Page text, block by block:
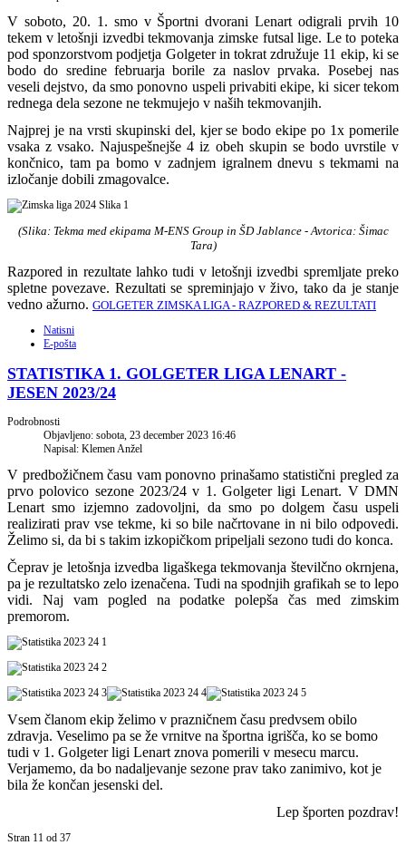
V soboto, 20. 1. smo v Športni dvorani Lenart odigrali prvih 10
tekem v letošnji izvedbi tekmovanja zimske futsal lige. Le to poteka
pod sponzorstvom podjetja Golgeter in tokrat združuje 11 ekip, ki se
bodo do sredine februarja borile za naslov prvaka. Posebej nas
veseli dejstvo, da smo ponovno uspeli privabiti ekipe, ki sicer tekom
rednega dela sezone ne tekmujejo v naših tekmovanjih.
Najprej je na vrsti skupinski del, kjer se bodo ekipe po 1x pomerile
vsaka z vsako. Najuspešnejše 4 iz obeh skupin se bodo uvrstile v
končnico, tam pa bomo v zadnjem igralnem dnevu s tekmami na
izločanje dobili zmagovalce.
(Slika: Tekma med ekipama M-ENS Group in ŠD Jablance - Avtorica: Šimac
Tara)
Razpored in rezultate lahko tudi v letošnji izvedbi spremljate preko
spletne povezave. Rezultati se spreminjajo v živo, tako da je stanje
vedno ažurno. GOLGETER ZIMSKA LIGA - RAZPORED & REZULTATI
Natisni
E-pošta
STATISTIKA 1. GOLGETER LIGA LENART -
JESEN 2023/24
Podrobnosti
Objavljeno: sobota, 23 december 2023 16:46
Napisal: Klemen Anžel
V predbožičnem času vam ponovno prinašamo statistični pregled za
prvo polovico sezone 2023/24 v 1. Golgeter ligi Lenart. V DMN
Lenart smo izjemno zadovoljni, da smo po dolgem času uspeli
realizirati prav vse tekme, ki so bile načrtovane in ni bilo odpovedi.
Želimo si, da bi s takim izkopičkom pripeljali sezono tudi do konca.
Čeprav je letošnja izvedba ligaškega tekmovanja številčno okrnjena,
pa je rezultatsko zelo izenačena. Tudi na spodnjih grafikah se to lepo
vidi. Naj vam pogled na podatke polepša čas med zimskim
premorom.
Vsem članom ekip želimo v prazničnem času predvsem obilo
zdravja. Veselimo pa se že vrnitve na športna igrišča, ko se bomo
tudi v 1. Golgeter ligi Lenart znova pomerili v mesecu marcu.
Verjamemo, da bo nadaljevanje sezone prav tako zanimivo, kot je
bila že končan jesenski del.
Lep športen pozdrav!
Stran 11 od 37